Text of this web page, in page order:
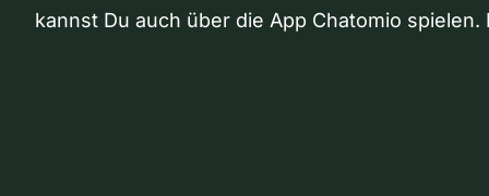
kannst Du auch über die App Chatomio